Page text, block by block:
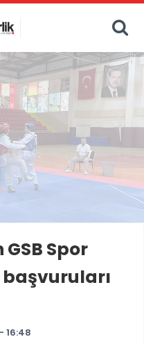
Spor
başvuruları
16:48